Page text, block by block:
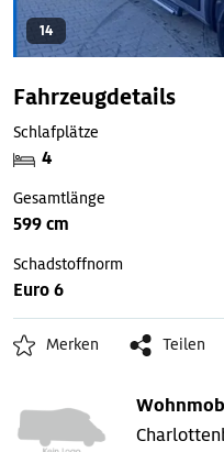
14
Fahrzeugdetails
Schlafplätze
4
Gesamtlänge
599 cm
Schadstoffnorm
Euro 6
Merken Teilen